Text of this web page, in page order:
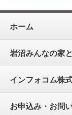
ホーム
岩沼みんなの家
インフォコム株
お申込み・お問